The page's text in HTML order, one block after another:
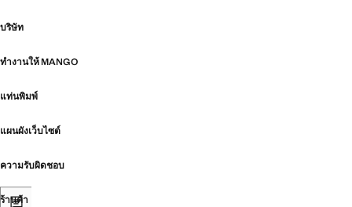
บริษัท
ทำงานให้ MANGO
แท่นพิมพ์
แผนผังเว็บไซต์
ความรับผิดชอบ
ร้านค้า